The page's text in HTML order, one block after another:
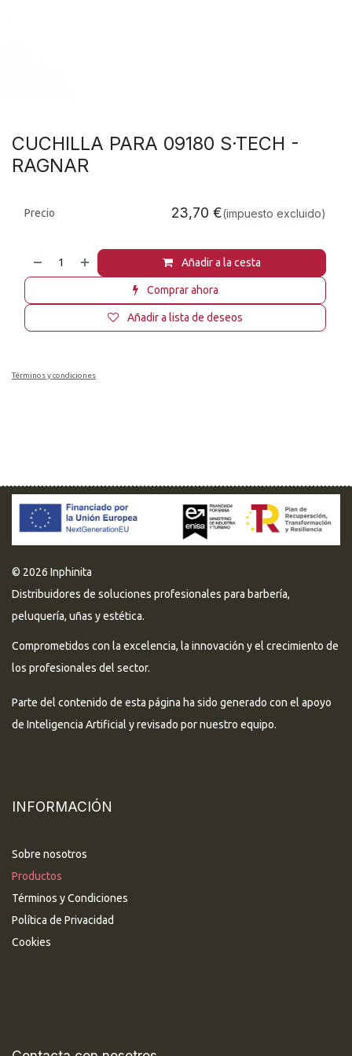
CUCHILLA PARA 09180 S·TECH -
RAGNAR
Añadir a la cesta
Comprar ahora
Añadir a lista de deseos
Precio 23,70 €(impuesto excluido)
Términos y condiciones
© 2026 Inphinita
Distribuidores de soluciones profesionales para barbería,
peluquería, uñas y estética.
Comprometidos con la excelencia, la innovación y el crecimiento de
los profesionales del sector.
Parte del contenido de esta página ha sido generado con el apoyo
de Inteligencia Artificial y revisado por nuestro equipo.
INFORMACIÓN
Sobre nosotros
Productos
Términos y Condiciones
Política de Privacidad
Cookies